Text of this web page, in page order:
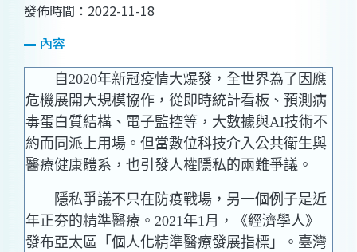
發佈時間：2022-11-18
內容
自2020年新冠疫情大爆發，全世界為了因應
危機展開大規模協作，從即時統計看板、預測病
毒蛋白質結構、電子監控等，大數據與AI技術不
約而同派上用場。但當數位科技介入公共衛生與
醫療健康體系，也引發人權隱私的兩難爭議。
隱私爭議不只在防疫戰場，另一個例子是近
年正夯的精準醫療。2021年1月，《經濟學人》
發布亞太區「個人化精準醫療發展指標」。臺灣